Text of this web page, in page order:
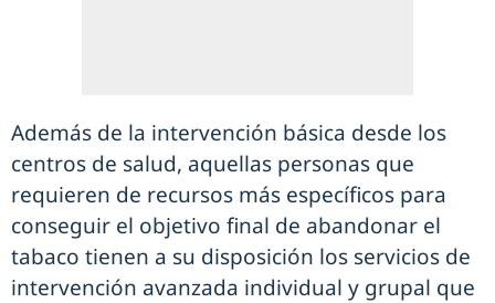
Además de la intervención básica desde los
centros de salud, aquellas personas que
requieren de recursos más específicos para
conseguir el objetivo final de abandonar el
tabaco tienen a su disposición los servicios de
intervención avanzada individual y grupal que